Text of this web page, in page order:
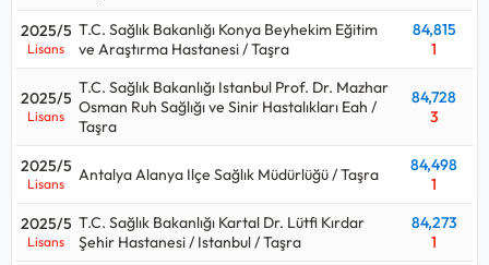
2025/5
Lisans
T.C. Sağlık Bakanlığı Konya Beyhekim Eğitim
ve Araştırma Hastanesi / Taşra
84,815
1
2025/5
Lisans
T.C. Sağlık Bakanlığı Istanbul Prof. Dr. Mazhar
Osman Ruh Sağlığı ve Sinir Hastalıkları Eah /
Taşra
84,728
3
2025/5
Lisans Antalya Alanya Ilçe Sağlık Müdürlüğü / Taşra
84,498
1
2025/5
Lisans
T.C. Sağlık Bakanlığı Kartal Dr. Lütfi Kırdar
Şehir Hastanesi / Istanbul / Taşra
84,273
1